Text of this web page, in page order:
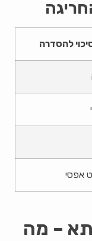
להסדרה
אפסי
– מה